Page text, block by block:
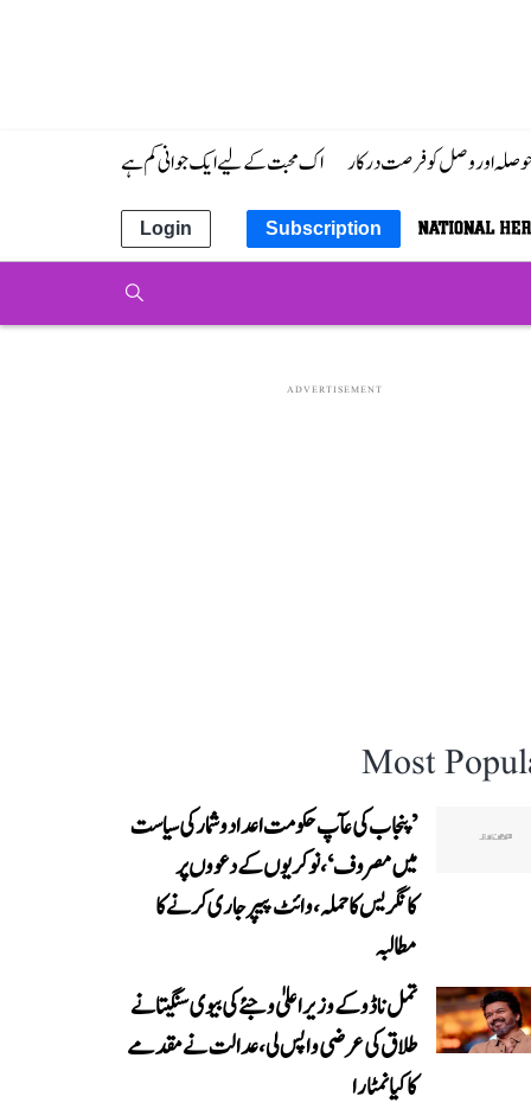
حوصلہ اور وصل کو فرصت درکار اک محبت کے لیے ایک جوانی کم ہے
Subscription
Login
ADVERTISEMENT
Most
’پنجاب کی عآپ حکومت اعداد و شمار کی سیاست
میں مصروف‘، نوکریوں کے دعووں پر
کانگریس کا حملہ، وائٹ پیپر جاری کرنے کا
مطالبہ
تمل ناڈو کے وزیر اعلیٰ وجئے کی بیوی سنگیتا نے
طلاق کی عرضی واپس لی، عدالت نے مقدمے
کا کیا نمٹارا